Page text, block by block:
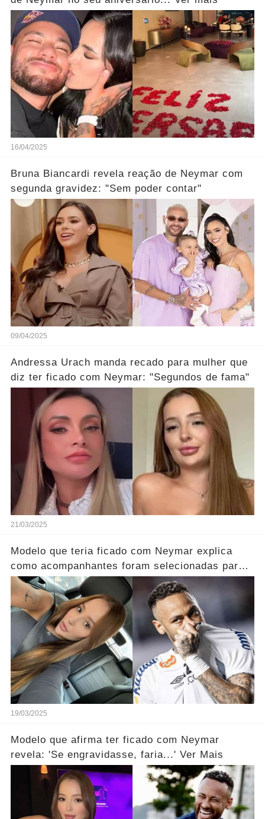
16/04/2025
Bruna Biancardi revela reação de Neymar com
segunda gravidez: "Sem poder contar"
09/04/2025
Andressa Urach manda recado para mulher que
diz ter ficado com Neymar: "Segundos de fama"
21/03/2025
Modelo que teria ficado com Neymar explica
como acompanhantes foram selecionadas para
festa
19/03/2025
Modelo que afirma ter ficado com Neymar
revela: 'Se engravidasse, faria...' Ver Mais